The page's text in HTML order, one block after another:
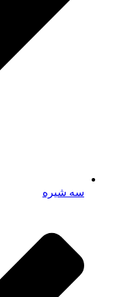
سه شیره